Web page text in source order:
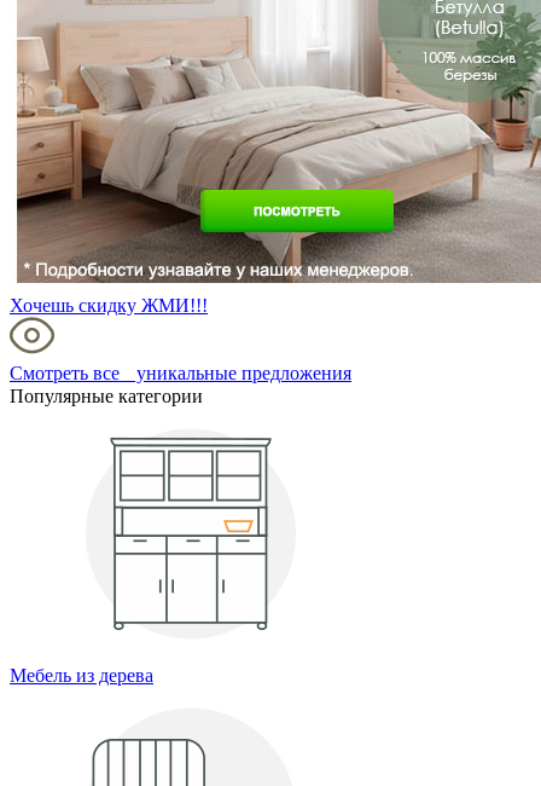
Хочешь скидку ЖМИ!!!
Смотреть все уникальные предложения
Популярные категории
Мебель из дерева